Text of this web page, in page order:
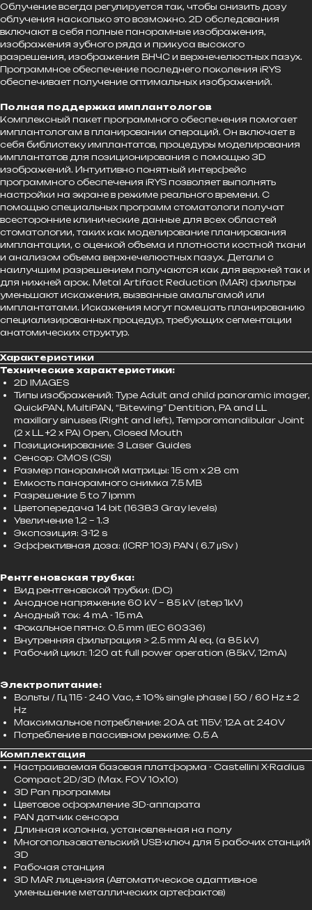
Облучение всегда регулируется так, чтобы снизить дозу
облучения насколько это возможно. 2D обследования
включают в себя полные панорамные изображения,
изображения зубного ряда и прикуса высокого
разрешения, изображения ВНЧС и верхнечелюстных пазух.
Программное обеспечение последнего поколения iRYS
обеспечивает получение оптимальных изображений.
Полная поддержка имплантологов
Комплексный пакет программного обеспечения помогает
имплантологам в планировании операций. Он включает в
себя библиотеку имплантатов, процедуры моделирования
имплантатов для позиционирования с помощью 3D
изображений. Интуитивно понятный интерфейс
программного обеспечения iRYS позволяет выполнять
настройки на экране в режиме реального времени. С
помощью специальных программ стоматологи получат
всесторонние клинические данные для всех областей
стоматологии, таких как моделирование планирования
имплантации, с оценкой объема и плотности костной ткани
и анализом объема верхнечелюстных пазух. Детали с
наилучшим разрешением получаются как для верхней так и
для нижней арок. Metal Artifact Reduction (MAR) фильтры
уменьшают искажения, вызванные амальгамой или
имплантатами. Искажения могут помешать планированию
специализированных процедур, требующих сегментации
анатомических структур.
Характеристики
Технические характеристики:
2D IMAGES
Типы изображений: Type Adult and child panoramic imager,
QuickPAN, MultiPAN, “Bitewing” Dentition, PA and LL
maxillary sinuses (Right and left), Temporomandibular Joint
(2 x LL +2 x PA) Open, Closed Mouth
Позиционирование: 3 Laser Guides
Сенсор: CMOS (CSI)
Размер панорамной матрицы: 15 cm x 28 cm
Емкость панорамного снимка 7.5 MB
Разрешение 5 to 7 lpmm
Цветопередача 14 bit (16383 Gray levels)
Увеличение 1.2 – 1.3
Экспозиция: 3-12 s
Эффективная доза: (ICRP 103) PAN ( 6.7 μSv )
Рентгеновская трубка:
Вид рентгеновской трубки: (DC)
Анодное напряжение 60 kV – 85 kV (step 1kV)
Анодный ток: 4 mA - 15 mA
Фокальное пятно: 0.5 mm (IEC 60336)
Внутренняя фильтрация > 2.5 mm Al eq. (a 85 kV)
Рабочий цикл: 1:20 at full power operation (85kV, 12mA)
Электропитание:
Вольты / Гц 115 - 240 Vac, ± 10% single phase | 50 / 60 Hz ± 2
Hz
Максимальное потребление: 20A at 115V; 12A at 240V
Потребление в пассивном режиме: 0.5 A
Комплектация
Настраиваемая базовая платформа - Castellini X-Radius
Compact 2D/3D (Max. FOV 10x10)
3D Pan программы
Цветовое оформление 3D-аппарата
PAN датчик сенсора
Длинная колонна, установленная на полу
Многопользовательский USB-ключ для 5 рабочих станций
3D
Рабочая станция
3D MAR лицензия (Автоматическое адаптивное
уменьшение металлических артефактов)